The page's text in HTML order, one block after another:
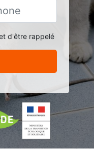
d'être rappelé